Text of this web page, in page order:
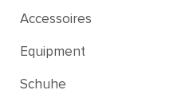
Accessoires
Equipment
Schuhe